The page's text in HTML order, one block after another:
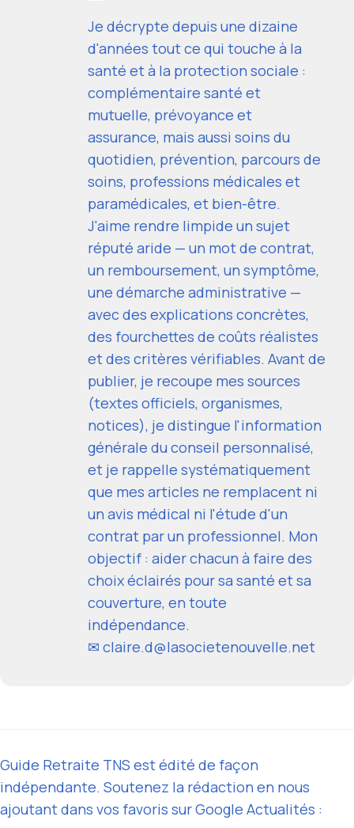
Je décrypte depuis une dizaine
d'années tout ce qui touche à la
santé et à la protection sociale :
complémentaire santé et
mutuelle, prévoyance et
assurance, mais aussi soins du
quotidien, prévention, parcours de
soins, professions médicales et
paramédicales, et bien-être.
J'aime rendre limpide un sujet
réputé aride — un mot de contrat,
un remboursement, un symptôme,
une démarche administrative —
avec des explications concrètes,
des fourchettes de coûts réalistes
et des critères vérifiables. Avant de
publier, je recoupe mes sources
(textes officiels, organismes,
notices), je distingue l'information
générale du conseil personnalisé,
et je rappelle systématiquement
que mes articles ne remplacent ni
un avis médical ni l'étude d'un
contrat par un professionnel. Mon
objectif : aider chacun à faire des
choix éclairés pour sa santé et sa
couverture, en toute
indépendance.
✉ claire.d@lasocietenouvelle.net
Guide Retraite TNS est édité de façon
indépendante. Soutenez la rédaction en nous
ajoutant dans vos favoris sur Google Actualités :